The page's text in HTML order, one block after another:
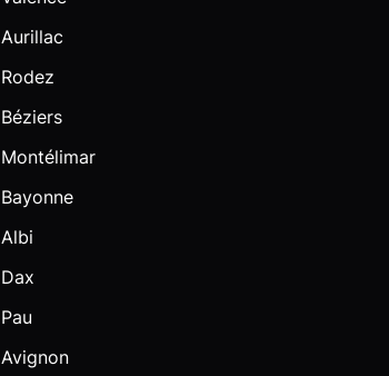
Aurillac
Rodez
Béziers
Montélimar
Bayonne
Albi
Dax
Pau
Avignon